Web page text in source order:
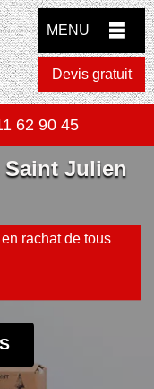
MENU
Devis gratuit
62 90 45
Saint Julien
rachat de tous